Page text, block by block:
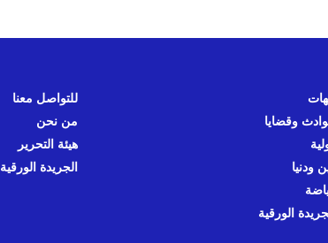
وقضايا
ودنيا
الورقية
للتواصل معنا
من نحن
هيئة التحرير
الجريدة الورقية